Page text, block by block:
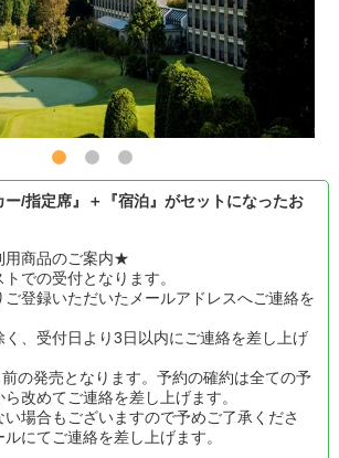
ー/指定席』＋『宿泊』がセットになったお
用商品のご案内★
での受付となります。
登録いただいたメールアドレスへご連絡を
、受付日より3日以内にご連絡を差し上げ
の発売となります。予約の確約は全ての予
改めてご連絡を差し上げます。
い場合もございますので予めご了承くださ
にてご連絡を差し上げます。